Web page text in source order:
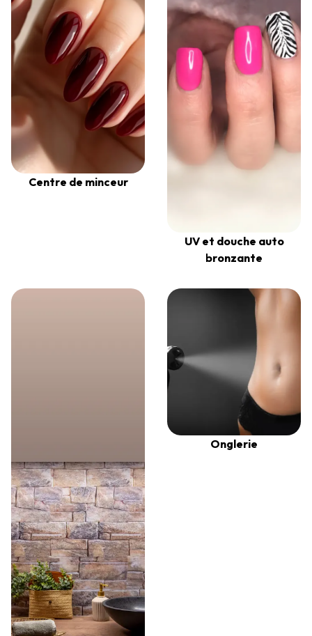
Centre de minceur
UV et douche auto
bronzante
Onglerie